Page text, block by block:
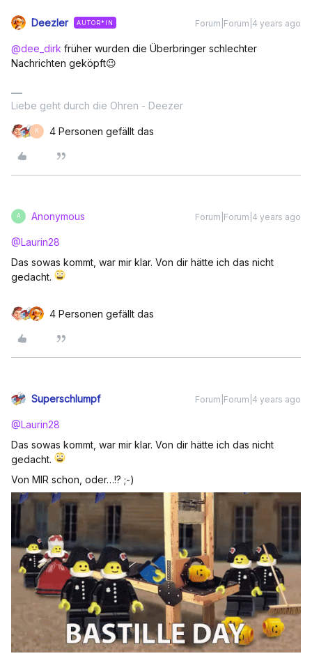
Deezler AUTOR*IN Forum|Forum|4 years ago
@dee_dirk früher wurden die Überbringer schlechter
Nachrichten geköpft😉
Liebe geht durch die Ohren - Deezer
K 4 Personen gefällt das
A Anonymous Forum|Forum|4 years ago
@Laurin28
Das sowas kommt, war mir klar. Von dir hätte ich das nicht
gedacht.
4 Personen gefällt das
Superschlumpf Forum|Forum|4 years ago
@Laurin28
Das sowas kommt, war mir klar. Von dir hätte ich das nicht
gedacht.
Von MIR schon, oder…!? ;-)